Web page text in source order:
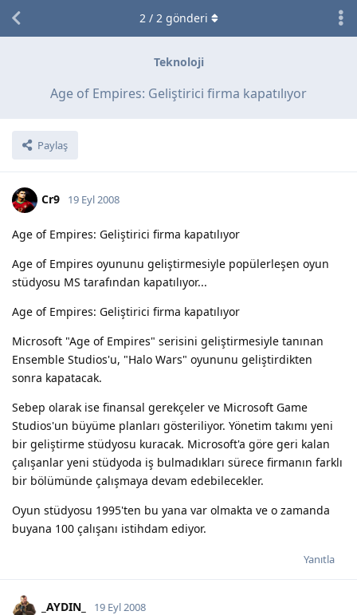
Teknoloji
Age of Empires: Geliştirici firma kapatılıyor
Paylaş
2/ 2gönderi
Cr9 19 Eyl 2008
Age of Empires: Geliştirici firma kapatılıyor
Age of Empires oyununu geliştirmesiyle popülerleşen oyun
stüdyosu MS tarafından kapatılıyor...
Age of Empires: Geliştirici firma kapatılıyor
Microsoft "Age of Empires" serisini geliştirmesiyle tanınan
Ensemble Studios'u, "Halo Wars" oyununu geliştirdikten
sonra kapatacak.
Sebep olarak ise finansal gerekçeler ve Microsoft Game
Studios'un büyüme planları gösteriliyor. Yönetim takımı yeni
bir geliştirme stüdyosu kuracak. Microsoft'a göre geri kalan
çalışanlar yeni stüdyoda iş bulmadıkları sürece firmanın farklı
bir bölümünde çalışmaya devam edebilecekler.
Oyun stüdyosu 1995'ten bu yana var olmakta ve o zamanda
buyana 100 çalışanı istihdam ediyor.
Yanıtla
_AYDIN_ 19 Eyl 2008